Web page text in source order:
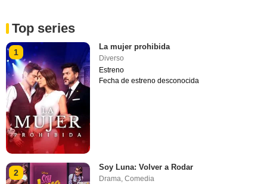
Top series
1
La mujer prohibida
Diverso
Estreno
Fecha de estreno desconocida
2
Soy Luna: Volver a Rodar
Drama,Comedia